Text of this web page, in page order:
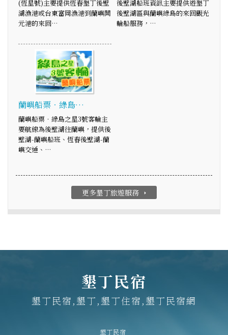
(恆星號)主要提供恆春墾丁後壁
湖漁港或台東富岡漁港到蘭嶼開
元港的來回…
後壁湖船班資訊主要提供遊墾丁
後壁湖區與蘭嶼綠島的來回觀光
輪船服務，…
蘭嶼船票‧綠島…
蘭嶼船票‧綠島之星3號客輪主
要航線為後壁湖往蘭嶼，提供後
壁湖-蘭嶼船班、恆春後壁湖-蘭
嶼交通、…
更多墾丁旅遊服務 arrow_right
墾丁民宿
墾丁民宿,墾丁,墾丁住宿,墾丁民宿網
墾丁民宿